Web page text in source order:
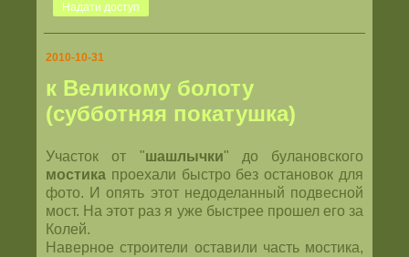
Надати доступ
2010-10-31
к Великому болоту
(субботняя покатушка)
Участок от "шашлычки" до булановского
мостика проехали быстро без остановок для
фото. И опять этот недоделанный подвесной
мост. На этот раз я уже быстрее прошел его за
Колей.
Наверное строители оставили часть мостика,